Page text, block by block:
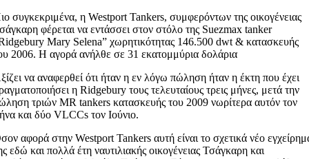
συγκεκριμένα, η Westport Tankers, συμφερόντων της οικογένειας
φέρεται να εντάσσει στον στόλο της Suezmax tanker
Mary Selena” χωρητικότητας 146.500 dwt & κατασκευής
2006. Η αγορά ανήλθε σε 31 εκατομμύρια δολάρια
να αναφερθεί ότι ήταν η εν λόγω πώληση ήταν η έκτη που έχει
η Ridgebury τους τελευταίους τρεις μήνες, μετά την
τριών MR tankers κατασκευής του 2009 νωρίτερα αυτόν τον
και δύο VLCCs τον Ιούνιο.
αφορά στην Westport Tankers αυτή είναι το σχετικά νέο
εδώ και πολλά έτη ναυτιλιακής οικογένειας Τσάγκαρη και